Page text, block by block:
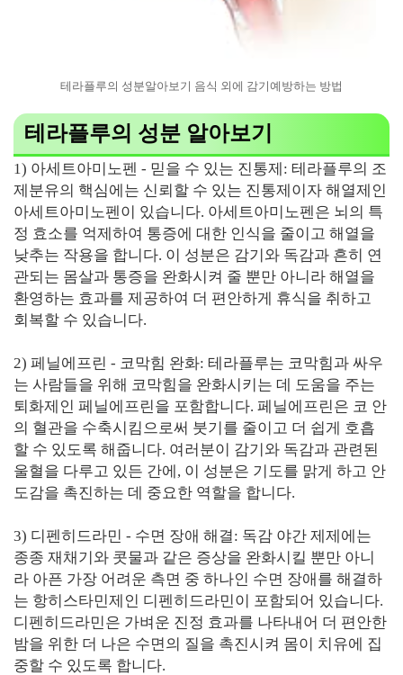
테라플루의 성분알아보기 음식 외에 감기예방하는 방법
테라플루의 성분 알아보기
1) 아세트아미노펜 - 믿을 수 있는 진통제: 테라플루의 조
제분유의 핵심에는 신뢰할 수 있는 진통제이자 해열제인
아세트아미노펜이 있습니다. 아세트아미노펜은 뇌의 특
정 효소를 억제하여 통증에 대한 인식을 줄이고 해열을
낮추는 작용을 합니다. 이 성분은 감기와 독감과 흔히 연
관되는 몸살과 통증을 완화시켜 줄 뿐만 아니라 해열을
환영하는 효과를 제공하여 더 편안하게 휴식을 취하고
회복할 수 있습니다.
2) 페닐에프린 - 코막힘 완화: 테라플루는 코막힘과 싸우
는 사람들을 위해 코막힘을 완화시키는 데 도움을 주는
퇴화제인 페닐에프린을 포함합니다. 페닐에프린은 코 안
의 혈관을 수축시킴으로써 붓기를 줄이고 더 쉽게 호흡
할 수 있도록 해줍니다. 여러분이 감기와 독감과 관련된
울혈을 다루고 있든 간에, 이 성분은 기도를 맑게 하고 안
도감을 촉진하는 데 중요한 역할을 합니다.
3) 디펜히드라민 - 수면 장애 해결: 독감 야간 제제에는
종종 재채기와 콧물과 같은 증상을 완화시킬 뿐만 아니
라 아픈 가장 어려운 측면 중 하나인 수면 장애를 해결하
는 항히스타민제인 디펜히드라민이 포함되어 있습니다.
디펜히드라민은 가벼운 진정 효과를 나타내어 더 편안한
밤을 위한 더 나은 수면의 질을 촉진시켜 몸이 치유에 집
중할 수 있도록 합니다.